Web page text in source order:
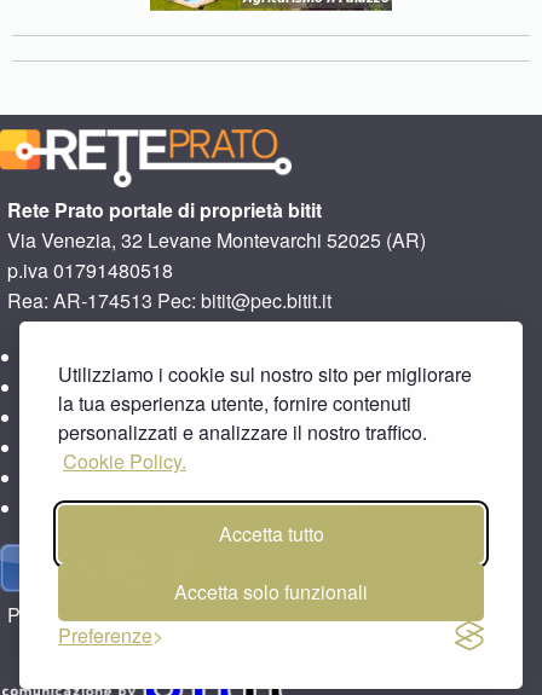
Utilizziamo i cookie sul nostro sito per migliorare
la tua esperienza utente, fornire contenuti
personalizzati e analizzare il nostro traffico.
Cookie Policy.
Accetta tutto
Accetta solo funzionali
Preferenze
Rete Prato portale di proprietà bitit
Via Venezia, 32 Levane Montevarchi 52025 (AR)
p.iva 01791480518
Rea: AR-174513 Pec: bitit@pec.bitit.it
ReteArezzo
ReteFirenze
ReteGrosseto
ReteValdarno
RetePrato
ReteLivorno
ReteSiena
bitbar
Area Aziende Italiane
Agriturismo e Toscana
Privacy & Cookies